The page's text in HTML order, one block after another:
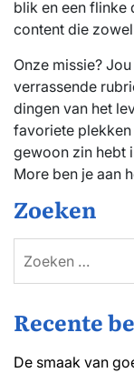
blik en een flinke
content die
Onze missie?
verrassende
dingen van het
favoriete
gewoon zin hebt
More ben je aan
Zoeken
naar:
Recente
De smaak van